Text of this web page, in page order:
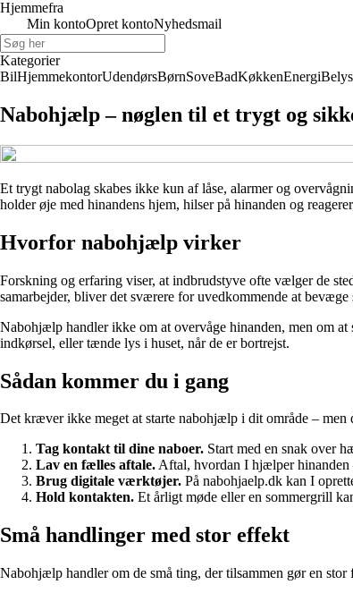
Hjemmefra
Min kontoOpret kontoNyhedsmail
Kategorier
BilHjemmekontorUdendørsBørnSoveBadKøkkenEnergi
Nabohjælp – nøglen til et trygt og
Et trygt nabolag skabes ikke kun af låse, alarmer og
holder øje med hinandens hjem, hilser på hinanden og
Hvorfor nabohjælp virker
Forskning og erfaring viser, at indbrudstyve ofte vælger de
samarbejder, bliver det sværere for uvedkommende at
Nabohjælp handler ikke om at overvåge hinanden, men om
indkørsel, eller tænde lys i huset, når de er bortrejst.
Sådan kommer du i gang
Det kræver ikke meget at starte nabohjælp i dit område –
Tag kontakt til dine naboer. Start med en snak over
Lav en fælles aftale.Aftal, hvordan I hjælper
Brug digitale værktøjer. På nabohjaelp.dk kan I
Hold kontakten. Et årligt møde eller en sommergrill
Små handlinger med stor effekt
Nabohjælp handler om de små ting, der tilsammen gør en stor